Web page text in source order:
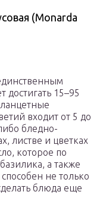
(Monarda
15–95
входит от 5 до
бледно-
листве и цветках
которое по
а также
не только
блюда еще